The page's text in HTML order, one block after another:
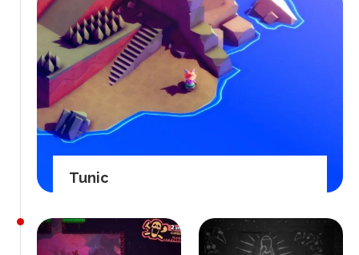
Tunic